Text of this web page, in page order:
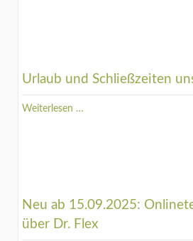
Urlaub und Schließzeiten
Weiterlesen …
Neu ab 15.09.2025:
über Dr. Flex